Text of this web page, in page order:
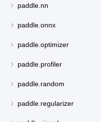
paddle.nn
paddle.onnx
paddle.optimizer
paddle.profiler
paddle.random
paddle.regularizer